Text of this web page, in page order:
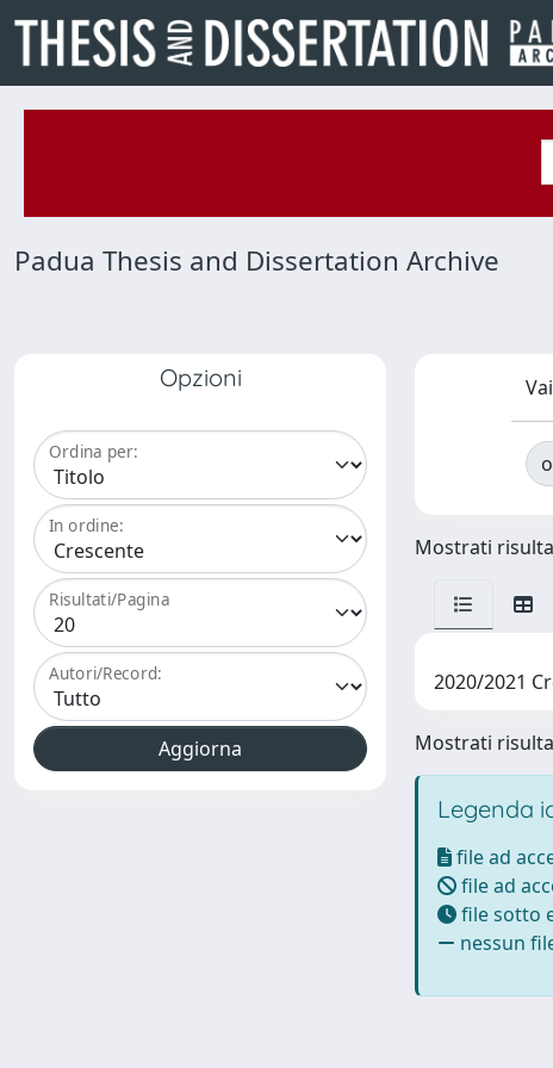
Padua Thesis and Dissertation Archive
Opzioni
Ordina per:
In ordine:
Risultati/Pagina
Autori/Record:
Mostrati
2020/2021
Mostrati
Legenda
file ad
file ad
file sotto
nessun